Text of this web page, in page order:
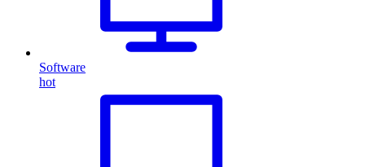
Software
hot